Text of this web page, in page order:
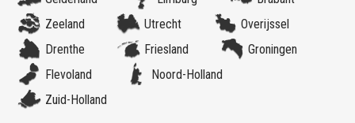
Zeeland
Utrecht
Overijssel
Drenthe
Friesland
Groningen
Flevoland
Noord-Holland
Zuid-Holland